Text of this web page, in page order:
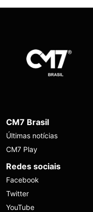
CM7 Brasil
Últimas notícias
CM7 Play
Redes sociais
Facebook
Twitter
YouTube